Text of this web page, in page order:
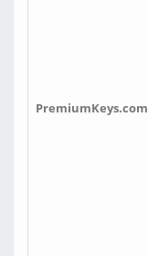
PremiumKeys.com